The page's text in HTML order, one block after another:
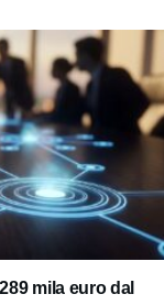
mila euro dal